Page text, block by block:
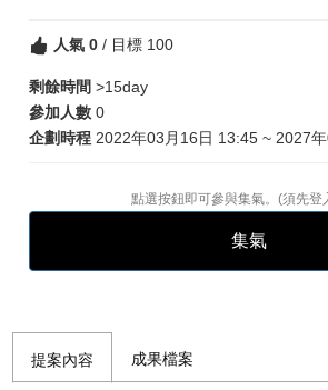
人氣0 / 目標 100
剩餘時間 >15day
參加人數 0
企劃時程 2022年03月16日 13:45 ~ 2027
點選按鈕即可參與集氣。(須先登
集氣
提案內容 成果檔案